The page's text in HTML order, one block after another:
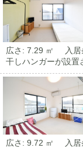
広さ: 7.29 ㎡ 入
干しハンガーが設置
広さ: 9.72 ㎡ 入